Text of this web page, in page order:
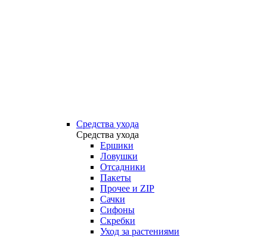
Средства ухода
Средства ухода
Ершики
Ловушки
Отсадники
Пакеты
Прочее и ZIP
Сачки
Сифоны
Скребки
Уход за растениями